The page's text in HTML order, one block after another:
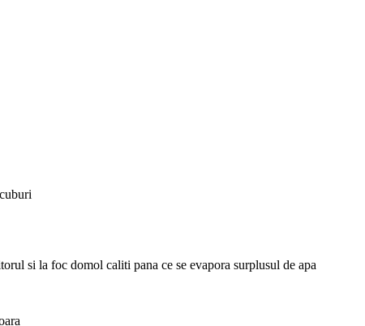
si la foc domol caliti pana ce se evapora surplusul de apa